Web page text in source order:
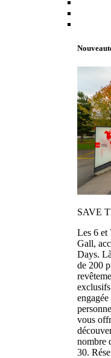
SAVE
Les 6 et
Gall,
Days.
de 200
vous
nombre
30.